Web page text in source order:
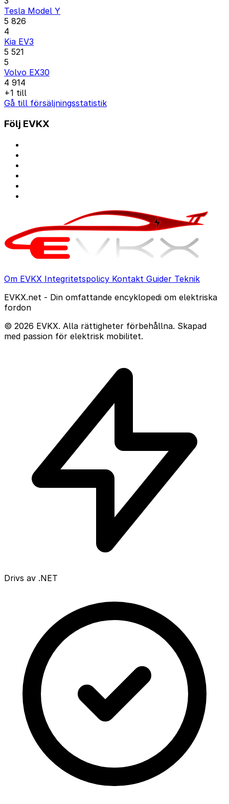
Tesla Model Y
5 826
4
Kia EV3
5 521
5
Volvo EX30
4 914
+1 till
Gå till försäljningsstatistik
Följ EVKX
Om EVKX Integritetspolicy Kontakt Guider Teknik
EVKX.net - Din omfattande encyklopedi om elektriska
fordon
© 2026 EVKX. Alla rättigheter förbehållna. Skapad
med passion för elektrisk mobilitet.
Drivs av .NET